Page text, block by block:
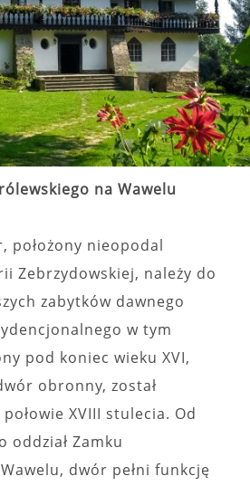
na Wawelu
położony nieopodal
Zebrzydowskiej, należy do
zabytków dawnego
w tym
pod koniec wieku XVI,
obronny, został
XVIII stulecia. Od
oddział Zamku
dwór pełni funkcję